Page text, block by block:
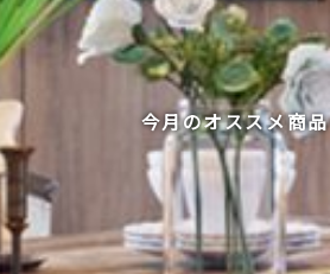
今月のオススメ商